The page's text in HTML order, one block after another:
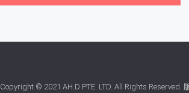
Copyright © 2021 AH.D PTE. LTD. All Rights Reserved.